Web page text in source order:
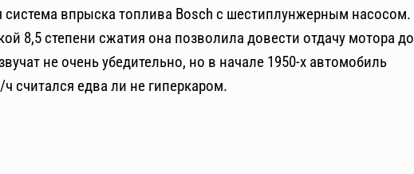
система впрыска топлива Bosch с шестиплунжерным насосом.
8,5 степени сжатия она позволила довести отдачу мотора до
не очень убедительно, но в начале 1950-х автомобиль
считался едва ли не гиперкаром.